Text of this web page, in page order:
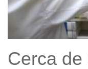
Cerca de